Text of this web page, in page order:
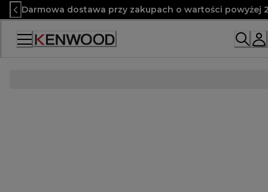
Skip
to
Content
Darmowa dostawa przy zakupach o wartości powyżej